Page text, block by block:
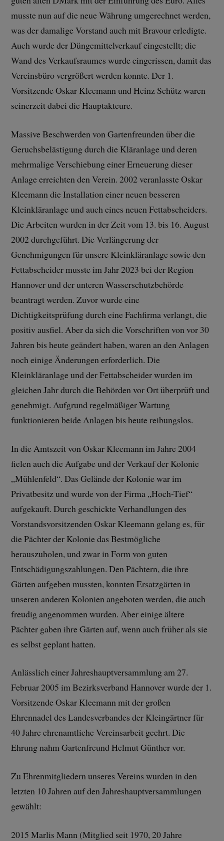
musste nun auf die neue Währung umgerechnet werden,
was der damalige Vorstand auch mit Bravour erledigte.
Auch wurde der Düngemittelverkauf eingestellt; die
Wand des Verkaufsraumes wurde eingerissen, damit das
Vereinsbüro vergrößert werden konnte. Der 1.
Vorsitzende Oskar Kleemann und Heinz Schütz waren
seinerzeit dabei die Hauptakteure.
Massive Beschwerden von Gartenfreunden über die
Geruchsbelästigung durch die Kläranlage und deren
mehrmalige Verschiebung einer Erneuerung dieser
Anlage erreichten den Verein. 2002 veranlasste Oskar
Kleemann die Installation einer neuen besseren
Kleinkläranlage und auch eines neuen Fettabscheiders.
Die Arbeiten wurden in der Zeit vom 13. bis 16. August
2002 durchgeführt. Die Verlängerung der
Genehmigungen für unsere Kleinkläranlage sowie den
Fettabscheider musste im Jahr 2023 bei der Region
Hannover und der unteren Wasserschutzbehörde
beantragt werden. Zuvor wurde eine
Dichtigkeitsprüfung durch eine Fachfirma verlangt, die
positiv ausfiel. Aber da sich die Vorschriften von vor 30
Jahren bis heute geändert haben, waren an den Anlagen
noch einige Änderungen erforderlich. Die
Kleinkläranlage und der Fettabscheider wurden im
gleichen Jahr durch die Behörden vor Ort überprüft und
genehmigt. Aufgrund regelmäßiger Wartung
funktionieren beide Anlagen bis heute reibungslos.
In die Amtszeit von Oskar Kleemann im Jahre 2004
fielen auch die Aufgabe und der Verkauf der Kolonie
„Mühlenfeld“. Das Gelände der Kolonie war im
Privatbesitz und wurde von der Firma „Hoch-Tief“
aufgekauft. Durch geschickte Verhandlungen des
Vorstandsvorsitzenden Oskar Kleemann gelang es, für
die Pächter der Kolonie das Bestmögliche
herauszuholen, und zwar in Form von guten
Entschädigungszahlungen. Den Pächtern, die ihre
Gärten aufgeben mussten, konnten Ersatzgärten in
unseren anderen Kolonien angeboten werden, die auch
freudig angenommen wurden. Aber einige ältere
Pächter gaben ihre Gärten auf, wenn auch früher als sie
es selbst geplant hatten.
Anlässlich einer Jahreshauptversammlung am 27.
Februar 2005 im Bezirksverband Hannover wurde der 1.
Vorsitzende Oskar Kleemann mit der großen
Ehrennadel des Landesverbandes der Kleingärtner für
40 Jahre ehrenamtliche Vereinsarbeit geehrt. Die
Ehrung nahm Gartenfreund Helmut Günther vor.
Zu Ehrenmitgliedern unseres Vereins wurden in den
letzten 10 Jahren auf den Jahreshauptversammlungen
gewählt:
2015 Marlis Mann (Mitglied seit 1970, 20 Jahre